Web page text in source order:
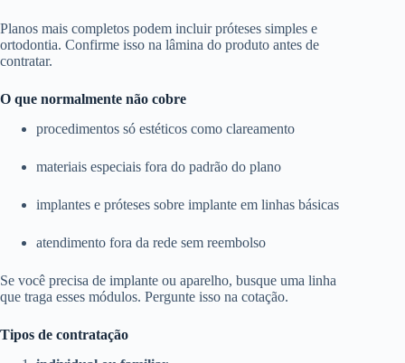
Planos mais completos podem incluir próteses simples e
ortodontia. Confirme isso na lâmina do produto antes de
contratar.
O que normalmente não cobre
procedimentos só estéticos como clareamento
materiais especiais fora do padrão do plano
implantes e próteses sobre implante em linhas básicas
atendimento fora da rede sem reembolso
Se você precisa de implante ou aparelho, busque uma linha
que traga esses módulos. Pergunte isso na cotação.
Tipos de contratação